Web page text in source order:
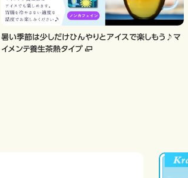
暑い季節は少しだけひんやりとアイスで楽しもう♪マ
イメンテ養生茶熱タイプ